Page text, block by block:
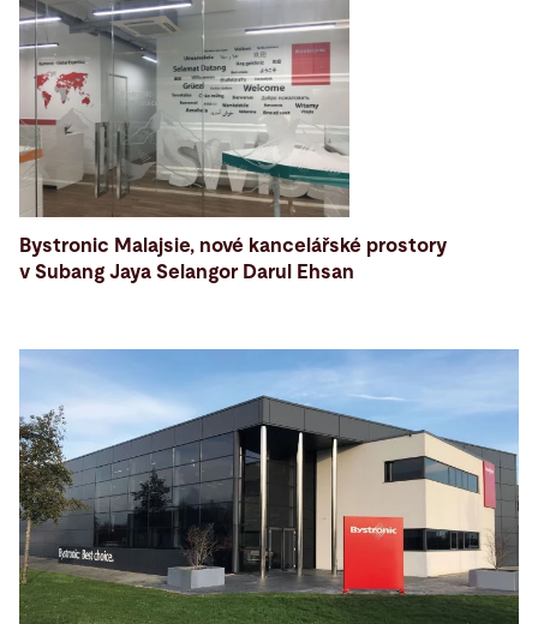
Bystronic Malajsie, nové kancelářské prostory
v Subang Jaya Selangor Darul Ehsan